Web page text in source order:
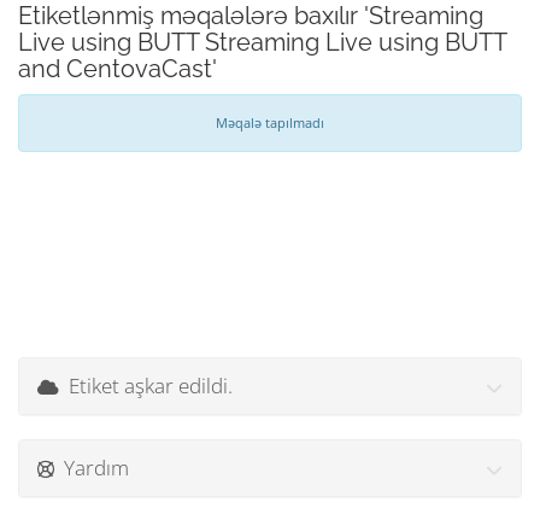
Etiketlənmiş məqalələrə baxılır 'Streaming
Live using BUTT Streaming Live using BUTT
and CentovaCast'
Məqalə tapılmadı
Etiket aşkar edildi.
Yardım